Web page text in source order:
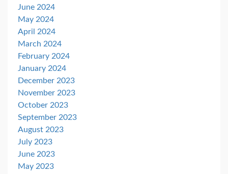
June 2024
May 2024
April 2024
March 2024
February 2024
January 2024
December 2023
November 2023
October 2023
September 2023
August 2023
July 2023
June 2023
May 2023